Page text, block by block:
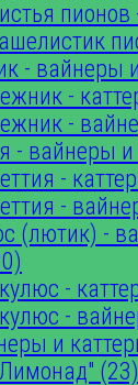
пионов
- вайнеры
-
-
- вайнеры
-
-
(лютик) -
-
-
и
(23)